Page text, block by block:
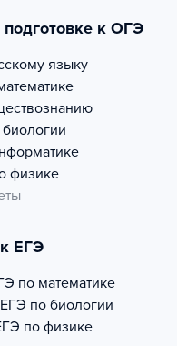
к ОГЭ
языку
физике
ЕГЭ
по математике
ЕГЭ по биологии
по физике